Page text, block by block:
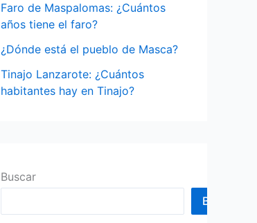
Faro de Maspalomas: ¿Cuántos
años tiene el faro?
¿Dónde está el pueblo de Masca?
Tinajo Lanzarote: ¿Cuántos
habitantes hay en Tinajo?
Buscar
Buscar